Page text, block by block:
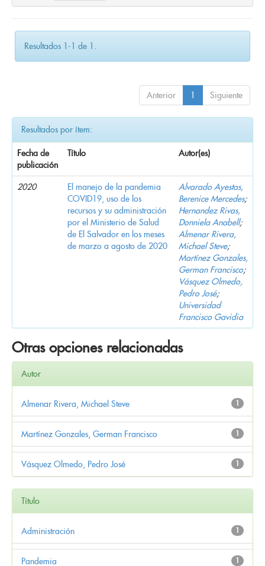
Resultados 1-1 de 1.
Anterior 1 Siguiente
Resultados por ítem:
Fecha de
publicación
Título Autor(es)
2020
El manejo de la pandemia
COVID19, uso de los
recursos y su administración
por el Ministerio de Salud
de El Salvador en los meses
de marzo a agosto de 2020
Alvarado Ayestas,
Berenice Mercedes;
Hernandez Rivas,
Donniela Anabell;
Almenar Rivera,
Michael Steve;
Martínez Gonzales,
German Francisco;
Vásquez Olmedo,
Pedro José;
Universidad
Francisco Gavidia
Otras opciones relacionadas
Autor
1
Almenar Rivera, Michael Steve
1
Martínez Gonzales, German Francisco
1
Vásquez Olmedo, Pedro José
Título
1
Administración
1
Pandemia